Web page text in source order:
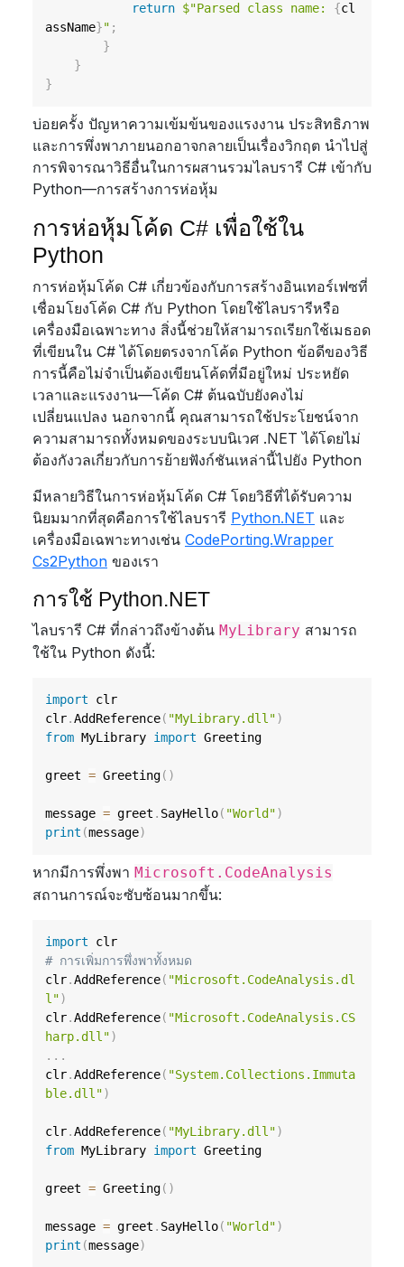
return $"Parsed class name: {cl
assName}" ;
}
}
}
บ่อยครั้ง ปัญหาความเข้มข้นของแรงงาน ประสิทธิภาพ
และการพึ่งพาภายนอกอาจกลายเป็นเรื่องวิกฤต นำไปสู่
การพิจารณาวิธีอื่นในการผสานรวมไลบรารี C# เข้ากับ
Python—การสร้างการห่อหุ้ม
การห่อหุ้มโค้ด C# เพื่อใช้ใน
Python
การห่อหุ้มโค้ด C# เกี่ยวข้องกับการสร้างอินเทอร์เฟซที่
เชื่อมโยงโค้ด C# กับ Python โดยใช้ไลบรารีหรือ
เครื่องมือเฉพาะทาง สิ่งนี้ช่วยให้สามารถเรียกใช้เมธอด
ที่เขียนใน C# ได้โดยตรงจากโค้ด Python ข้อดีของวิธี
การนี้คือไม่จำเป็นต้องเขียนโค้ดที่มีอยู่ใหม่ ประหยัด
เวลาและแรงงาน—โค้ด C# ต้นฉบับยังคงไม่
เปลี่ยนแปลง นอกจากนี้ คุณสามารถใช้ประโยชน์จาก
ความสามารถทั้งหมดของระบบนิเวศ .NET ได้โดยไม่
ต้องกังวลเกี่ยวกับการย้ายฟังก์ชันเหล่านี้ไปยัง Python
มีหลายวิธีในการห่อหุ้มโค้ด C# โดยวิธีที่ได้รับความ
นิยมมากที่สุดคือการใช้ไลบรารี Python.NET และ
เครื่องมือเฉพาะทางเช่น CodePorting.Wrapper
Cs2Python ของเรา
การใช้ Python.NET
ไลบรารี C# ที่กล่าวถึงข้างต้น MyLibrary สามารถ
ใช้ใน Python ดังนี้:
import clr
clr.AddReference( "MyLibrary.dll")
from MyLibrary import Greeting
greet = Greeting( )
message = greet . SayHello( "World")
print (message)
หากมีการพึ่งพา Microsoft.CodeAnalysis
สถานการณ์จะซับซ้อนมากขึ้น:
import
# การเพิ่มการพึ่งพาทั้งหมด
clr.AddReference( "Microsoft.CodeAnalysis.dl
l")
clr.AddReference( "Microsoft.CodeAnalysis.CS
harp.dll")
. . .
clr.AddReference( "System.Collections.Immuta
ble.dll")
clr.AddReference( "MyLibrary.dll")
from MyLibrary import Greeting
greet = Greeting( )
message = greet . SayHello( "World")
print (message)